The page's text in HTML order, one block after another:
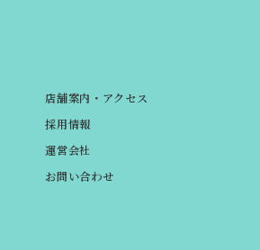
店舗案内・アクセス
採用情報
運営会社
お問い合わせ